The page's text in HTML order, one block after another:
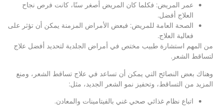
عمر المريض: فكلما كان المريض أصغر سنًا، كانت فرص نجاح
العلاج أفضل.
الصحة العامة للمريض: فبعض الأمراض المزمنة يمكن أن تؤثر على
فعالية العلاج.
من المهم استشارة طبيب مختص في أمراض الجلدية لتحديد أفضل علاج
لتساقط الشعر.
وهناك بعض النصائح التي يمكن أن تساعد في علاج تساقط الشعر، ومنع
المزيد من التساقط، وتحفيز نمو الشعر الجديد، مثل:
اتباع نظام غذائي صحي غني بالفيتامينات والمعادن.